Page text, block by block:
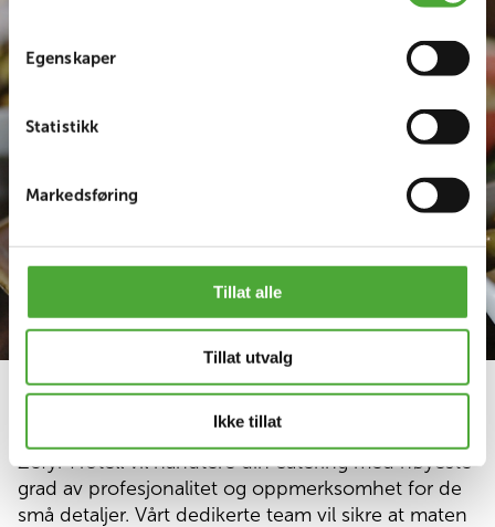
Egenskaper
Statistikk
Markedsføring
Tillat alle
Tillat utvalg
Ikke tillat
Vi er en trygg og profesjonell cateringpartner
Zefyr Hotell vil håndtere din catering med høyeste
grad av profesjonalitet og oppmerksomhet for de
små detaljer. Vårt dedikerte team vil sikre at maten